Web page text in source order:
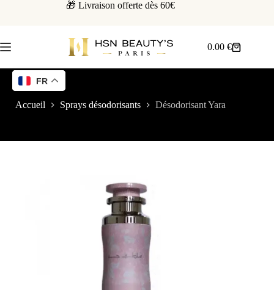
🎁 Livraison offerte dès 60€
0.00€
Accueil Sprays désodorisants Désodorisant Yara
FR